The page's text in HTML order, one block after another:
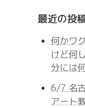
最近の投
何かワ
けど何
分には
6/7 名
アート